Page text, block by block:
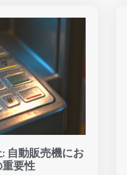
自動販売機にお
要性